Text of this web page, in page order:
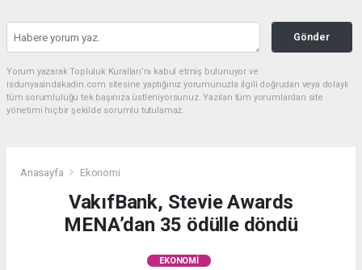
Gönder
Yorum yazarak Topluluk Kuralları’nı kabul etmiş bulunuyor ve
isdunyasindakadin.com sitesine yaptığınız yorumunuzla ilgili doğrudan veya dolaylı
tüm sorumluluğu tek başınıza üstleniyorsunuz. Yazılan tüm yorumlardan site
yönetimi hiçbir şekilde sorumlu tutulamaz.
Anasayfa Ekonomi
VakıfBank, Stevie Awards
MENA’dan 35 ödülle döndü
EKONOMI